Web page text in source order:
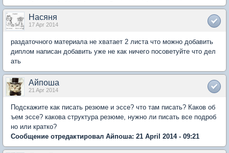
Насяня
17 Apr 2014
раздаточного материала не хватает 2 листа что можно добавить
диплом написан добавить уже не как ничего посоветуйте что дел
ать
Айпоша
21 Apr 2014
Подскажите как писать резюме и эссе? что там писать? Каков об
ъем эссе? какова структура резюме, нужно ли писать все подроб
но или кратко?
Сообщение отредактировал Айпоша: 21 April 2014 - 09:21